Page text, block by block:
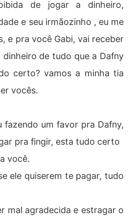
de jogar a dinheiro,
e seu irmãozinho , eu me
e pra você Gabi, vai receber
de tudo que a Dafny
certo? vamos a minha tia
vocês.
fazendo um favor pra Dafny,
pra fingir, esta tudo certo
você.
ele quiserem te pagar, tudo
mal agradecida e estragar o